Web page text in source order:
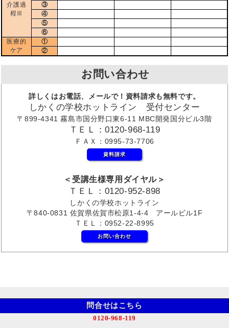
介護過
程Ⅲ
③
④
⑤
⑥
医療的
ケア
①
②
お問い合わせ
詳しくはお電話、メールで！資料請求も無料です。
しかくの学校ホットライン 受付センター
〒899-4341 霧島市国分野口東6-11 MBC開発国分ビル3階
ＴＥＬ：0120-968-119
ＦＡＸ：0995-73-7706
資料請求
＜受講生様専用ダイヤル＞
ＴＥＬ：0120-952-898
しかくの学校ホットライン
〒840-0831 佐賀県佐賀市松原1-4-4 アールビル1F
ＴＥＬ：0952-22-8995
お問い合わせ
問合せはこちら
0120-968-119